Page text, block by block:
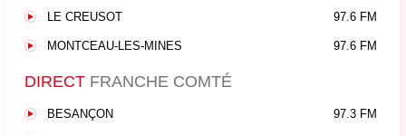
LE CREUSOT 97.6 FM
MONTCEAU-LES-MINES 97.6 FM
DIRECT FRANCHE COMTÉ
BESANÇON 97.3 FM